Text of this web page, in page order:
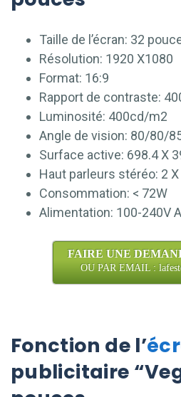
Taille de l’écran: 32
Résolution: 1920 X1080
Format: 16:9
Rapport de contraste:
Luminosité: 400cd/m2
Angle de vision: 80/80/
Surface active: 698.4 X
Haut parleurs stéréo: 2
Consommation: < 72W
Alimentation: 100-240V
FAIRE UNE
OU PAR EMAIL :
Fonction de l’
publicitaire